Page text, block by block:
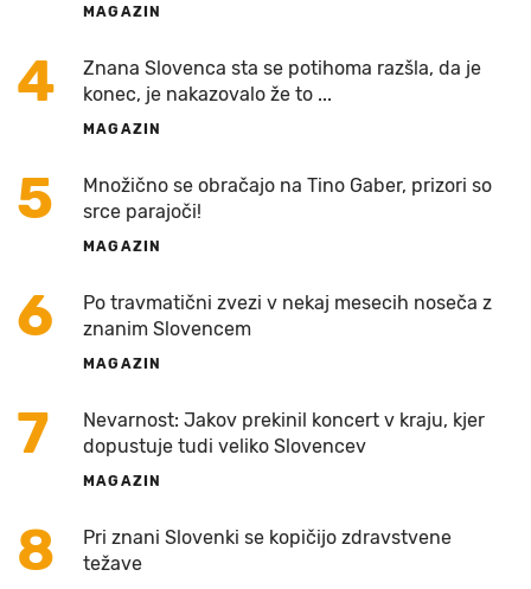
MAGAZIN
4
Znana Slovenca sta se potihoma razšla, da je
konec, je nakazovalo že to ...
MAGAZIN
5
Množično se obračajo na Tino Gaber, prizori so
srce parajoči!
MAGAZIN
6
Po travmatični zvezi v nekaj mesecih noseča z
znanim Slovencem
MAGAZIN
7
Nevarnost: Jakov prekinil koncert v kraju, kjer
dopustuje tudi veliko Slovencev
MAGAZIN
8
Pri znani Slovenki se kopičijo zdravstvene
težave